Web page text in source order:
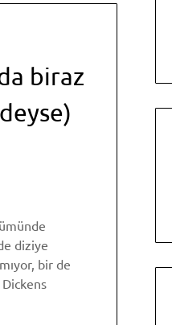
biraz
diziye
bir de
Dickens